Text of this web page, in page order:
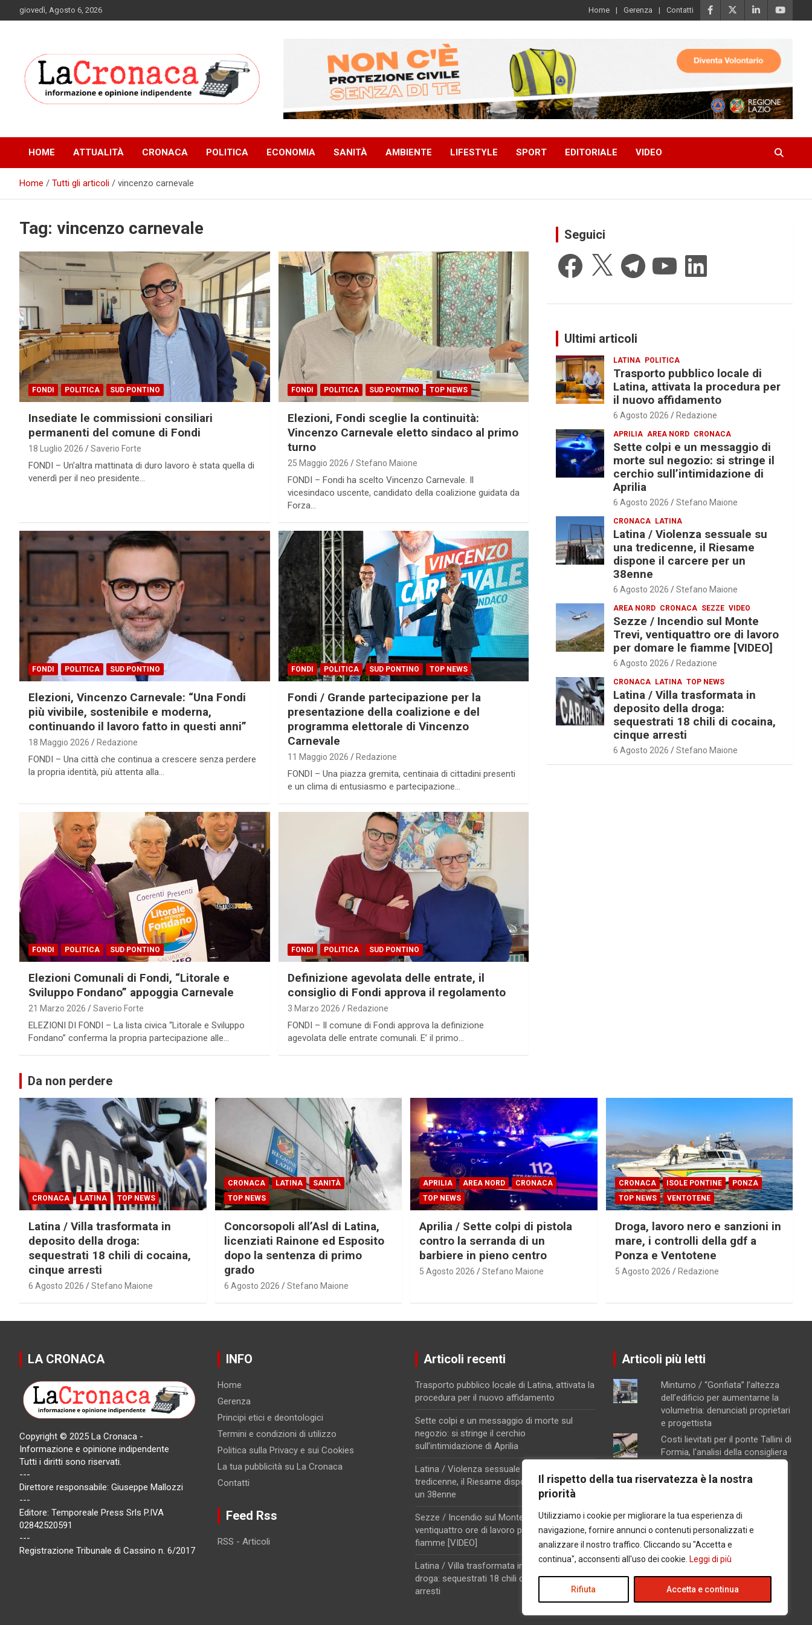
Il rispetto della tua riservatezza è la nostra
priorità
Utilizziamo i cookie per migliorare la tua esperienza di
navigazione, fornire annunci o contenuti personalizzati e
analizzare il nostro traffico. Cliccando su "Accetta e
continua", acconsenti all'uso dei cookie. Leggi di più
Rifiuta Accetta e continua
to
giovedì, Agosto 6, 2026 Home Gerenza Contatti
HOME ATTUALITÀ CRONACA POLITICA ECONOMIA SANITÀ AMBIENTE LIFESTYLE SPORT EDITORIALE VIDEO
Home Tutti gli articoli vincenzo carnevale
Tag: vincenzo carnevale
FONDI POLITICA SUD PONTINO
Insediate le commissioni consiliari
permanenti del comune di Fondi
18 Luglio 2026 Saverio Forte
FONDI – Un’altra mattinata di duro lavoro è stata quella di
venerdì per il neo presidente…
FONDI POLITICA SUD PONTINO TOP NEWS
Elezioni, Fondi sceglie la continuità:
Vincenzo Carnevale eletto sindaco al primo
turno
25 Maggio 2026 Stefano Maione
FONDI – Fondi ha scelto Vincenzo Carnevale. Il
vicesindaco uscente, candidato della coalizione guidata da
Forza…
FONDI POLITICA SUD PONTINO
Elezioni, Vincenzo Carnevale: “Una Fondi
più vivibile, sostenibile e moderna,
continuando il lavoro fatto in questi anni”
18 Maggio 2026 Redazione
FONDI – Una città che continua a crescere senza perdere
la propria identità, più attenta alla…
FONDI POLITICA SUD PONTINO TOP NEWS
Fondi / Grande partecipazione per la
presentazione della coalizione e del
programma elettorale di Vincenzo
Carnevale
11 Maggio 2026 Redazione
FONDI – Una piazza gremita, centinaia di cittadini presenti
e un clima di entusiasmo e partecipazione…
FONDI POLITICA SUD PONTINO
Elezioni Comunali di Fondi, “Litorale e
Sviluppo Fondano” appoggia Carnevale
21 Marzo 2026 Saverio Forte
ELEZIONI DI FONDI – La lista civica “Litorale e Sviluppo
Fondano” conferma la propria partecipazione alle…
FONDI POLITICA SUD PONTINO
Definizione agevolata delle entrate, il
consiglio di Fondi approva il regolamento
3 Marzo 2026 Redazione
FONDI – Il comune di Fondi approva la definizione
agevolata delle entrate comunali. E’ il primo…
Seguici
Facebook
X TelegramYouTube LinkedIn
Ultimi articoli
LATINA POLITICA
Trasporto pubblico locale di
Latina, attivata la procedura per
il nuovo affidamento
6 Agosto 2026 Redazione
APRILIA AREA NORD CRONACA
Sette colpi e un messaggio di
morte sul negozio: si stringe il
cerchio sull’intimidazione di
Aprilia
6 Agosto 2026 Stefano Maione
CRONACA LATINA
Latina / Violenza sessuale su
una tredicenne, il Riesame
dispone il carcere per un
38enne
6 Agosto 2026 Stefano Maione
AREA NORD CRONACA SEZZE VIDEO
Sezze / Incendio sul Monte
Trevi, ventiquattro ore di lavoro
per domare le fiamme [VIDEO]
6 Agosto 2026 Redazione
CRONACA LATINA TOP NEWS
Latina / Villa trasformata in
deposito della droga:
sequestrati 18 chili di cocaina,
cinque arresti
6 Agosto 2026 Stefano Maione
Da non perdere
CRONACA LATINA TOP NEWS
Latina / Villa trasformata in
deposito della droga:
sequestrati 18 chili di cocaina,
cinque arresti
6 Agosto 2026 Stefano Maione
CRONACA LATINA
SANITÀ
TOP NEWS
Concorsopoli all’Asl di Latina,
licenziati Rainone ed Esposito
dopo la sentenza di primo
grado
6 Agosto 2026 Stefano Maione
APRILIA AREA NORD
CRONACA
TOP NEWS
Aprilia / Sette colpi di pistola
contro la serranda di un
barbiere in pieno centro
5 Agosto 2026 Stefano Maione
CRONACA ISOLE PONTINE
PONZA
TOP NEWS
VENTOTENE
Droga, lavoro nero e sanzioni in
mare, i controlli della gdf a
Ponza e Ventotene
5 Agosto 2026 Redazione
LA CRONACA
Copyright © 2025 La Cronaca -
Informazione e opinione indipendente
Tutti i diritti sono riservati.
---
Direttore responsabile: Giuseppe Mallozzi
---
Editore: Temporeale Press Srls P.IVA
02842520591
---
Registrazione Tribunale di Cassino n. 6/2017
INFO
Home
Gerenza
Principi etici e deontologici
Termini e condizioni di utilizzo
Politica sulla Privacy e sui Cookies
La tua pubblicità su La Cronaca
Contatti
Feed Rss
RSS - Articoli
Articoli recenti
Trasporto pubblico locale di Latina, attivata la
procedura per il nuovo affidamento
Sette colpi e un messaggio di morte sul
negozio: si stringe il cerchio
sull’intimidazione di Aprilia
Latina / Violenza sessuale su una
tredicenne, il Riesame dispone il carcere per
un 38enne
Sezze / Incendio sul Monte Trevi,
ventiquattro ore di lavoro per domare le
fiamme [VIDEO]
Latina / Villa trasformata in deposito della
droga: sequestrati 18 chili di cocaina, cinque
arresti
Articoli più letti
Minturno / “Gonfiata” l’altezza
dell’edificio per aumentarne la
volumetria: denunciati proprietari
e progettista
Costi lievitati per il ponte Tallini di
Formia, l'analisi della consigliera
Chiusura pomeridiana per la
Caso Mendico, crollano le
iscrizioni al Pacinotti di Santi
Cosma e Damiano: soltanto tre
studenti, salta la prima classe
Nuovi presidi e mezzi a
disposizione delle capitanerie di
porto del Lazio